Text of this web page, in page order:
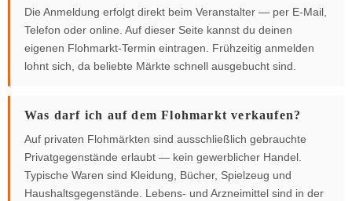
Die Anmeldung erfolgt direkt beim Veranstalter — per E-Mail,
Telefon oder online. Auf dieser Seite kannst du deinen
eigenen Flohmarkt-Termin eintragen. Frühzeitig anmelden
lohnt sich, da beliebte Märkte schnell ausgebucht sind.
Was darf ich auf dem Flohmarkt verkaufen?
Auf privaten Flohmärkten sind ausschließlich gebrauchte
Privatgegenstände erlaubt — kein gewerblicher Handel.
Typische Waren sind Kleidung, Bücher, Spielzeug und
Haushaltsgegenstände. Lebens- und Arzneimittel sind in der